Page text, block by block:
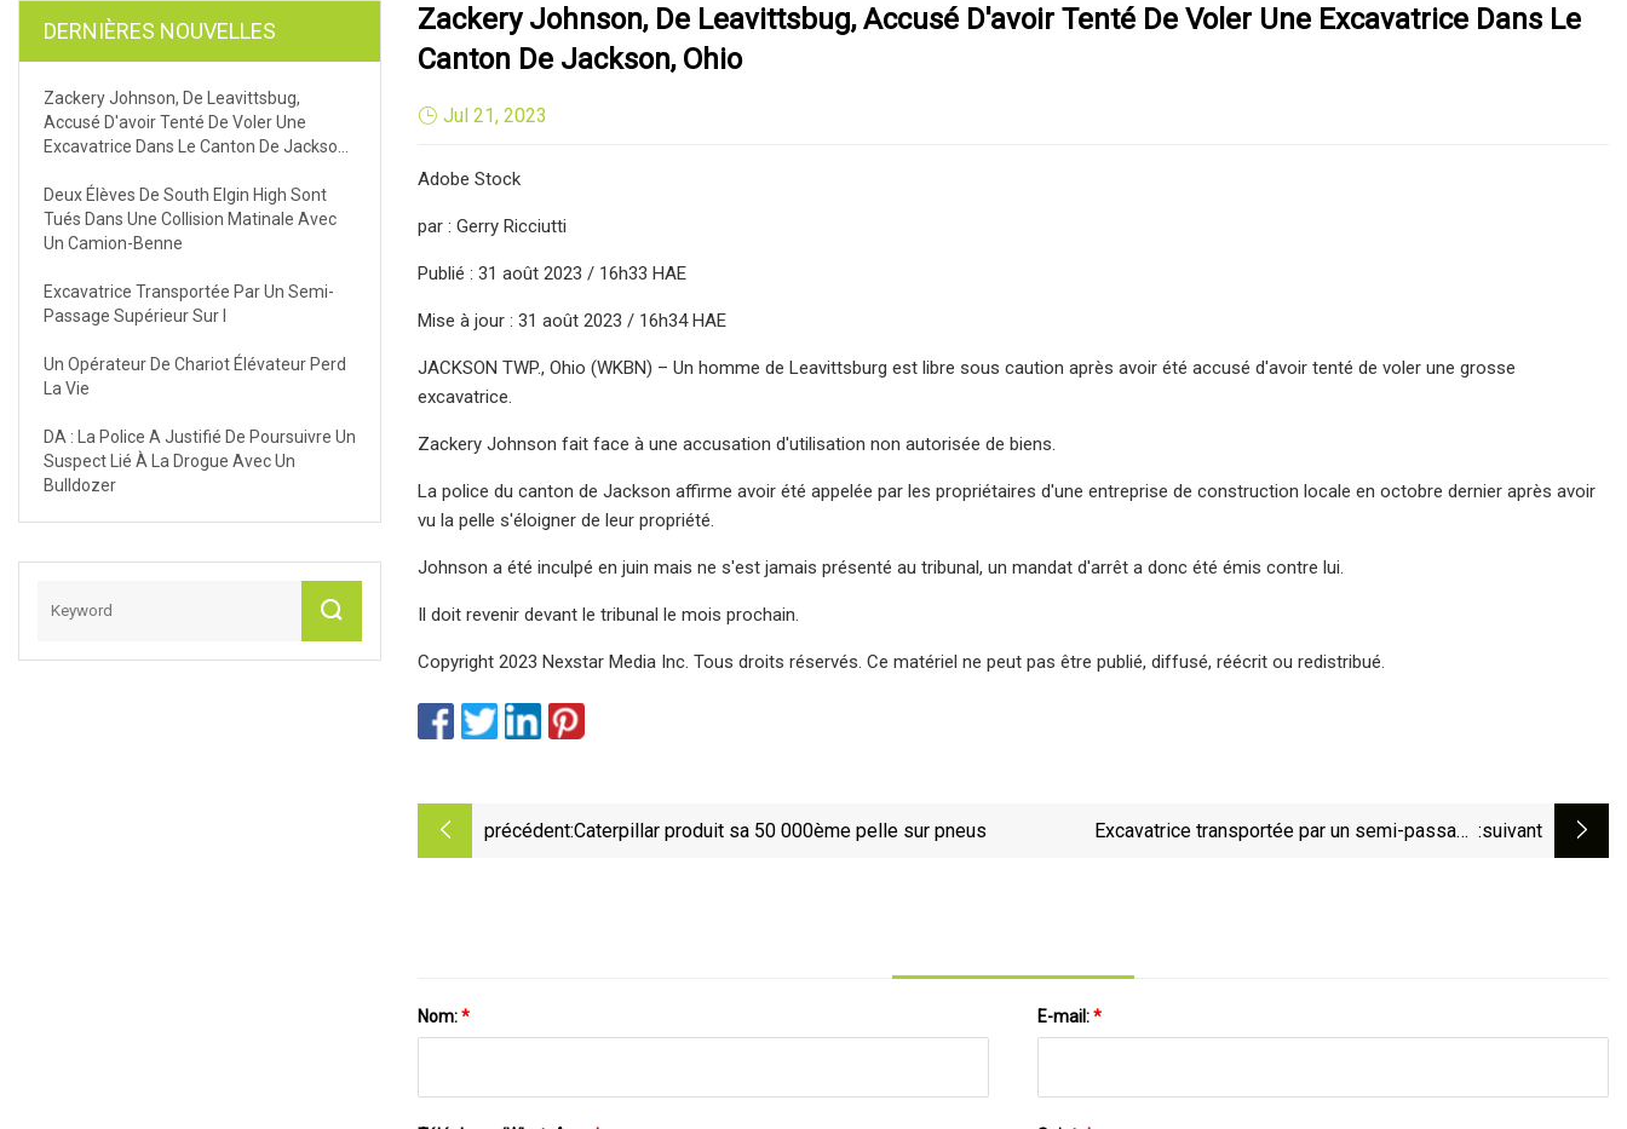
DERNIÈRES NOUVELLES
Zackery Johnson, De Leavittsbug,
Accusé D'avoir Tenté De Voler Une
Excavatrice Dans Le Canton De Jackson,
Deux Élèves De South Elgin High Sont
Tués Dans Une Collision Matinale Avec
Un Camion-Benne
Excavatrice Transportée Par Un Semi-
Passage Supérieur Sur I
Un Opérateur De Chariot Élévateur Perd
La Vie
DA : La Police A Justifié De Poursuivre Un
Suspect Lié À La Drogue Avec Un
Bulldozer
Zackery Johnson, De Leavittsbug, Accusé D'avoir Tenté De Voler Une Excavatrice Dans Le
Canton De Jackson, Ohio
Jul 21, 2023
Adobe Stock
par : Gerry Ricciutti
Publié : 31 août 2023 / 16h33 HAE
Mise à jour : 31 août 2023 / 16h34 HAE
JACKSON TWP., Ohio (WKBN) – Un homme de Leavittsburg est libre sous caution après avoir été accusé d'avoir tenté de voler une grosse
excavatrice.
Zackery Johnson fait face à une accusation d'utilisation non autorisée de biens.
La police du canton de Jackson affirme avoir été appelée par les propriétaires d'une entreprise de construction locale en octobre dernier après avoir
vu la pelle s'éloigner de leur propriété.
Johnson a été inculpé en juin mais ne s'est jamais présenté au tribunal, un mandat d'arrêt a donc été émis contre lui.
Il doit revenir devant le tribunal le mois prochain.
Copyright 2023 Nexstar Media Inc. Tous droits réservés. Ce matériel ne peut pas être publié, diffusé, réécrit ou redistribué.
précédent:Caterpillar produit sa 50 000ème pelle sur pneus
Excavatrice transportée par un semi-passage :suivant
Nom:* E-mail:*